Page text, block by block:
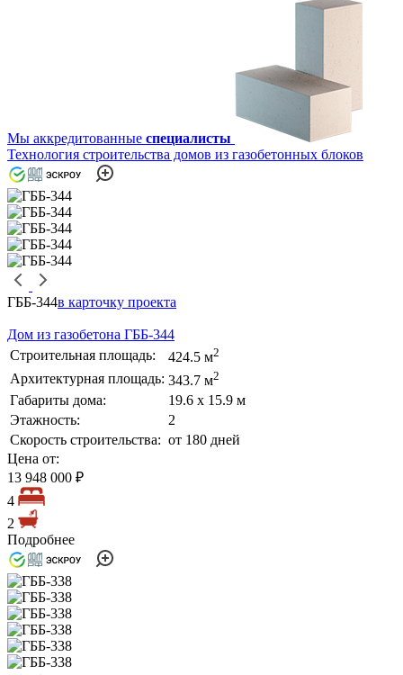
Мы аккредитованные специалисты
Технология строительства домов из газобетонных блоков
ГББ-344в карточку проекта
Дом из газобетона ГББ-344
Строительная площадь:
424.5 м2
Архитектурная площадь: 343.7 м2
Габариты дома:
19.6 х 15.9 м
Этажность:
2
Скорость строительства: от 180 дней
Цена от:
13 948 000 ₽
4
2
Подробнее